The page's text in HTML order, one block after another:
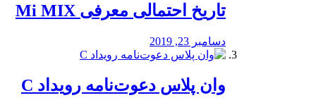
تاریخ احتمالی معرفی Mi MIX
دسامبر 23, 2019
وان پلاس دعوت‌نامه رویداد C